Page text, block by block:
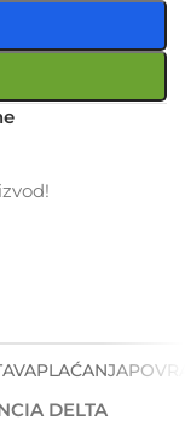
PLAĆANJA
DELTA